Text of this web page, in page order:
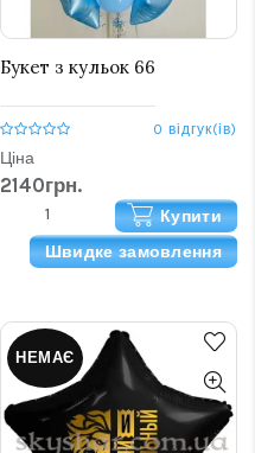
Букет з кульок 66
0 відгук(ів)
Ціна
2140грн.
Купити
Швидке замовлення
НЕМАЄ